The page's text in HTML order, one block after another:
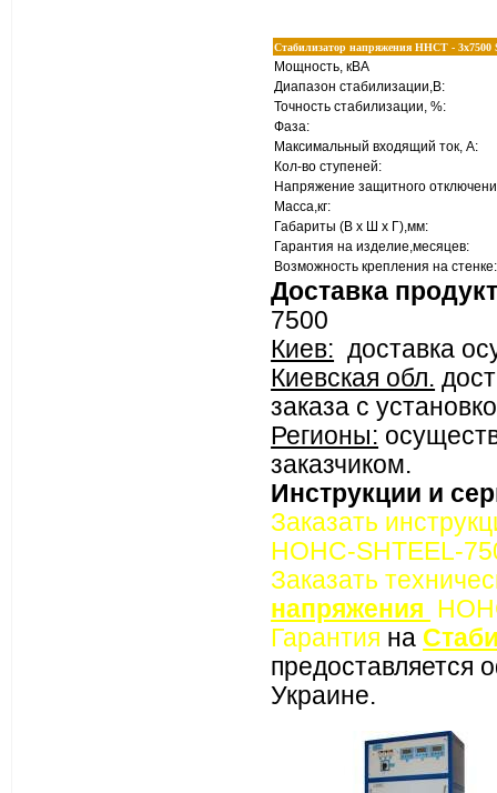
Стабилизатор напряжения ННСТ - 3х7500
Мощность, кВА
Диапазон стабилизации,В:
Точность стабилизации, %:
Фаза:
Максимальный входящий ток, А:
Кол-во ступеней:
Напряжение защитного
Масса,кг:
Габариты (В х Ш х Г),мм:
Гарантия на изделие,месяцев:
Возможность крепления на стенке:
Доставка
7500
Киев: доставка
Киевская обл.
заказа с
Регионы:
заказчиком.
Инструкции и
Заказать
НОНС-SHTEEL-
Заказать
напряжения
Гарантия на
предоставляется
Украине.